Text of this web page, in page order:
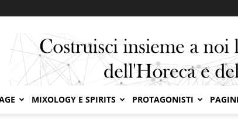
MIXOLOGY E SPIRITS PROTAGONISTI